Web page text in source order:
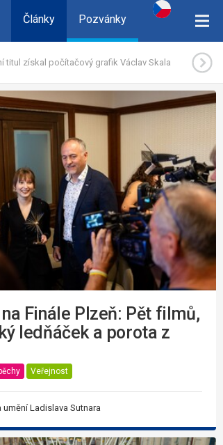
Články Pozvánky
titul získal počítačový grafik Václav Skala
Finále Plzeň: Pět filmů,
ledňáček a porota z
Veřejnost
Ladislava Sutnara